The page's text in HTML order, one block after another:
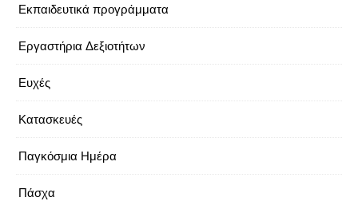
Εκπαιδευτικά προγράμματα
Εργαστήρια Δεξιοτήτων
Ευχές
Κατασκευές
Παγκόσμια Ημέρα
Πάσχα